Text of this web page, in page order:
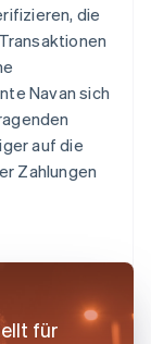
die
Navan sich
auf die
Zahlungen
für